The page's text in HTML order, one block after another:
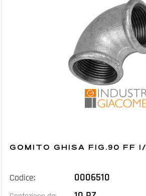
GOMITO GHISA FIG.90 FF
Codice: 0006510